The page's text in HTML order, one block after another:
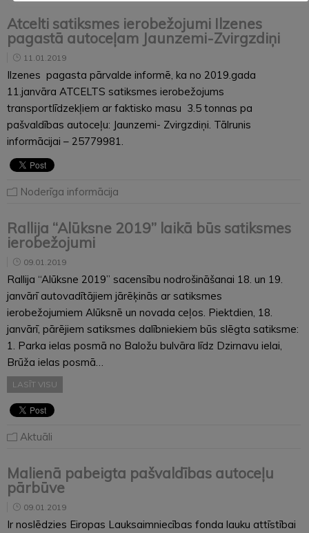
Atcelti satiksmes ierobežojumi Ilzenes
pagastā autoceļam Jaunzemi-Zvirgzdiņi
11.01.2019
Ilzenes pagasta pārvalde informē, ka no 2019.gada
11.janvāra ATCELTS satiksmes ierobežojums
transportlīdzekļiem ar faktisko masu 3.5 tonnas pa
pašvaldības autoceļu: Jaunzemi- Zvirgzdiņi. Tālrunis
informācijai – 25779981.
Noderīga informācija
Rallija “Alūksne 2019” laikā būs satiksmes
ierobežojumi
09.01.2019
Rallija “Alūksne 2019” sacensību nodrošināšanai 18. un 19.
janvārī autovadītājiem jārēķinās ar satiksmes
ierobežojumiem Alūksnē un novada ceļos. Piektdien, 18.
janvārī, pārējiem satiksmes dalībniekiem būs slēgta satiksme:
1. Parka ielas posmā no Baložu bulvāra līdz Dzirnavu ielai,
Brūža ielas posmā…
LASĪT VISU
Aktuāli
Malienā pabeigta pašvaldības autoceļu
pārbūve
09.01.2019
Ir noslēdzies Eiropas Lauksaimniecības fonda lauku attīstībai